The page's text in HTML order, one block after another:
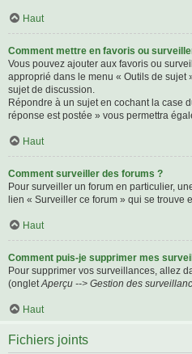
Haut
Comment mettre en favoris ou
Vous pouvez ajouter aux favoris ou
approprié dans le menu « Outils de sujet
sujet de discussion.
Répondre à un sujet en cochant la case
réponse est postée » vous permettra
Haut
Comment surveiller des forums ?
Pour surveiller un forum en particulier,
lien « Surveiller ce forum » qui se trouve
Haut
Comment puis-je supprimer mes
Pour supprimer vos surveillances, allez
(ongletAperçu --> Gestion des
Haut
Fichiers joints